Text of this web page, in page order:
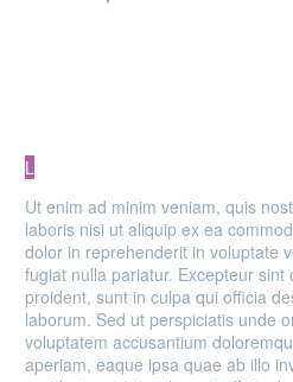
L
Ut enim ad minim veniam, quis
laboris nisi ut aliquip ex ea
dolor in reprehenderit in voluptate
fugiat nulla pariatur. Excepteur sint
proident, sunt in culpa qui officia
laborum. Sed ut perspiciatis unde
voluptatem accusantium
aperiam, eaque ipsa quae ab illo